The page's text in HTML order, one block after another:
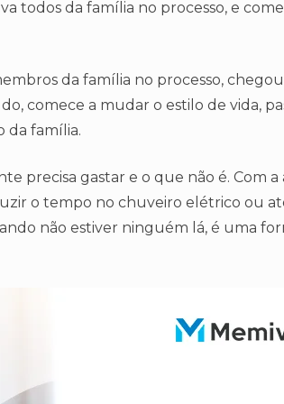
todos da família no processo, e
da família no processo,
comece a mudar o estilo de vida,
da família.
precisa gastar e o que não é. Com
o tempo no chuveiro elétrico ou
não estiver ninguém lá, é uma